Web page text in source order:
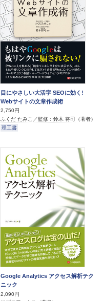
目にやさしい大活字 SEOに効く!
Webサイトの文章作成術
2,750円
ふくだ たみこ／監修：鈴木 将司
（著者）
理工書
Google Analytics アクセス解析テク
ニック
2,090円